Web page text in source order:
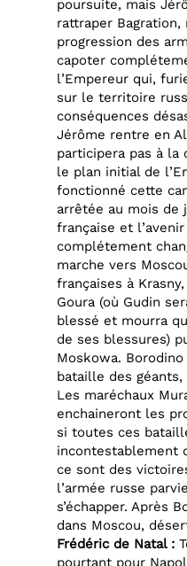
poursuite, mais
rattraper
progression des
capoter
l’Empereur qui,
sur le territoire
conséquences
Jérôme rentre en
participera pas à la
le plan initial de
fonctionné cette
arrêtée au mois
française et
complétement
marche vers
françaises à
Goura (où Gudin
blessé et mourra
de ses blessures)
Moskowa.
bataille des
Les maréchaux
enchaineront les
si toutes ces
incontestablement
ce sont des
l’armée russe
s’échapper. Après
dans Moscou,
Frédéric de Natal :
pourtant pour